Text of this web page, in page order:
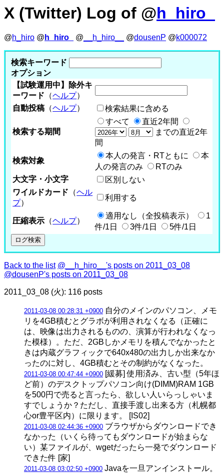
X (Twitter) Log of @h_hiro_
@h_hiro @ h_hiro_ @ __h_hiro__ @dousenP @k000072
検索キーワード
オプション
【試験運用中】除外キ
ーワード （ヘルプ）
自動投稿 （ヘルプ） 検索結果に含める
検索する期間
すべて
直近2年間
までの直近2年
間
検索対象
本人の発言・RTともに
本
人の発言のみ
RTのみ
大文字・小文字
区別しない
ワイルドカード （ヘル
プ）
利用する
圧縮表示 （ヘルプ）
適用なし（全投稿表示）
1
件/1日
3件/1日 5件/1日
Back to the list @__h_hiro__'s posts on 2011_03_08
@dousenP's posts on 2011_03_08
2011_03_08 (火): 116 posts
2011-03-08 00:28:31 +0900 自分のメインのパソコン、メモ
リを4GB積むとグラボが利用されなくなる（正確に
は、映像は出力されるものの、演算が行われなくなっ
た模様）。ただ、2GBしかメモリを積んでなかったと
きは内蔵グラフィックで640x480の出力しか出来なか
ったのに対し、4GB積むとその制約がなくなった。
2011-03-08 00:47:44 +0900 [緩募] 使用済み、古い型（5年ほ
ど前）のデスクトップパソコン向け(DIMM)RAM 1GB
を500円で売ると言ったら、欲しい人いらっしゃいま
すでしょうか？ただし、直接手渡し出来る方（札幌都
心or豊平区内）に限ります。 [IS02]
2011-03-08 02:44:36 +0900 ブラウザからダウンロードでき
なかった（いくら待ってもダウンロードが始まらな
い）某ファイルが、wgetだったら一発でダウンロード
できた件 [家]
2011-03-08 03:02:50 +0900 Javaを一旦アンインストール。